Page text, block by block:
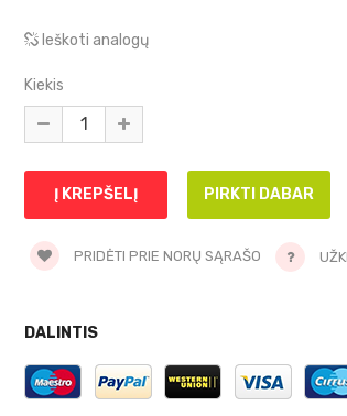
Ieškoti analogų
Kiekis
PRIDĖTI PRIE NORŲ SĄRAŠO
DALINTIS